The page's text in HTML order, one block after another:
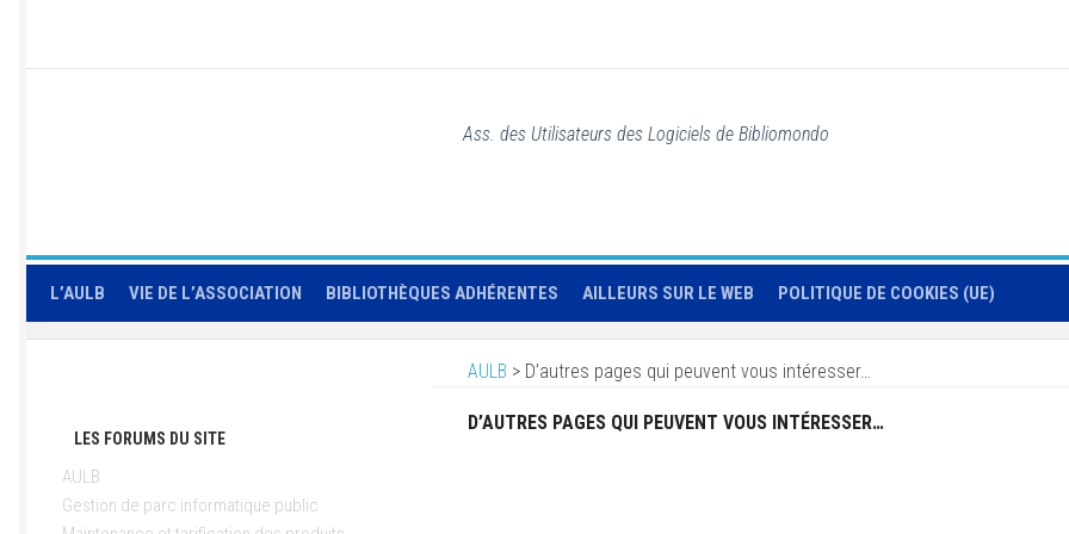
Ass. des Utilisateurs des Logiciels de Bibliomondo
L’AULB VIE DE L’ASSOCIATION BIBLIOTHÈQUES ADHÉRENTES AILLEURS SUR LE WEB POLITIQUE DE COOKIES (UE)
AULB > D’autres pages qui peuvent vous intéresser…
D’AUTRES PAGES QUI PEUVENT VOUS INTÉRESSER…
LES FORUMS DU SITE
AULB
Gestion de parc informatique public